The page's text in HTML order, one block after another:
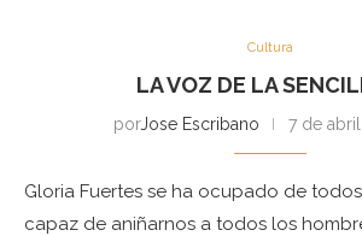
Cultura
LA VOZ DE LA
porJose Escribano 7 de
Gloria Fuertes se ha ocupado de
capaz de aniñarnos a todos los